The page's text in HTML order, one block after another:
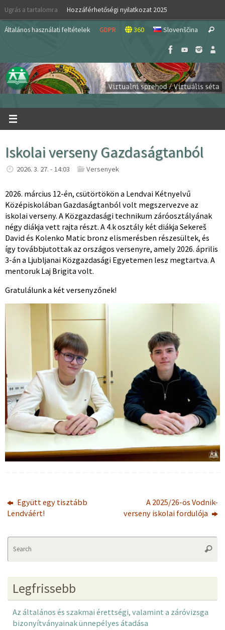
Skip
content
Ugrás a tartalomra Hozzáférhetőségi nyilatkozat 2025
Általános használati feltételek GDPR 360 Slovenščina Search
Iskolai verseny Gazdaságtanból
2026. 3. 27. - 14:03 Versenyek
2026. március 12-én, csütörtökön a Lendvai Kétnyelvű
Középiskolában Gazdaságtanból volt megszervezve az
iskolai verseny. A Közgazdasági technikum záróosztályának
négy diákja vett rajta részt. A 4.k osztály két diákja Sekereš
David és Kolenko Matic bronz elismerésben részesültek, és
így továbbjutottak az országos versenyre, amely 2026. április
3-án a Ljubljanai Közgazdasági Egyetemen lesz megtartva. A
mentoruk Laj Brigita volt.
Gratulálunk a két versenyzőnek!
Együtt egy tisztább
Lendváért!
A 2025/26-ös Vodnik-
verseny iskolai fordulója
Legfrissebb
Az általános és szakmai érettségi, valamint a záróvizsga
bizonyítványainak ünnepélyes átadása